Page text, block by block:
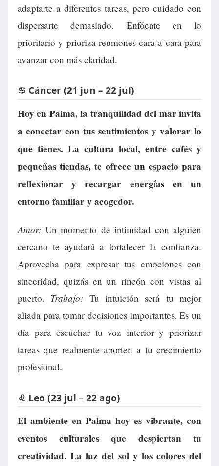
adaptarte a diferentes tareas, pero cuidado con
dispersarte demasiado. Enfócate en lo
prioritario y prioriza reuniones cara a cara para
avanzar con más claridad.
♋ Cáncer (21 jun – 22 jul)
Hoy en Palma, la tranquilidad del mar invita
a conectar con tus sentimientos y valorar lo
que tienes. La cultura local, entre cafés y
pequeñas tiendas, te ofrece un espacio para
reflexionar y recargar energías en un
entorno familiar y acogedor.
Amor: Un momento de intimidad con alguien
cercano te ayudará a fortalecer la confianza.
Aprovecha para expresar tus emociones con
sinceridad, quizás en un rincón con vistas al
puerto. Trabajo: Tu intuición será tu mejor
aliada para tomar decisiones importantes. Es un
día para escuchar tu voz interior y priorizar
tareas que realmente aporten a tu crecimiento
profesional.
♌ Leo (23 jul – 22 ago)
El ambiente en Palma hoy es vibrante, con
eventos culturales que despiertan tu
creatividad. La luz del sol y los colores del